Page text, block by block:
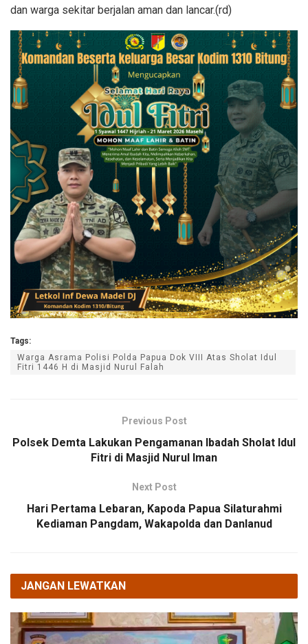
dan warga sekitar berjalan aman dan lancar.(rd)
Tags:
Warga Asrama Polisi Polda Papua Dok VIII Atas Sholat Idul
Fitri 1446 H di Masjid Nurul Falah
Previous Post
Polsek Demta Lakukan Pengamanan Ibadah Sholat Idul
Fitri di Masjid Nurul Iman
Next Post
Hari Pertama Lebaran, Kapoda Papua Silaturahmi
Kediaman Pangdam, Wakapolda dan Danlanud
JANGAN LEWATKAN